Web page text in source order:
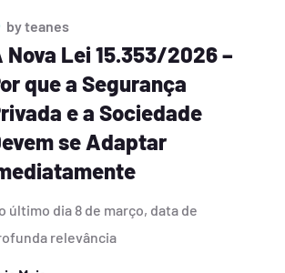
Privada ou
sobre os limites da sua